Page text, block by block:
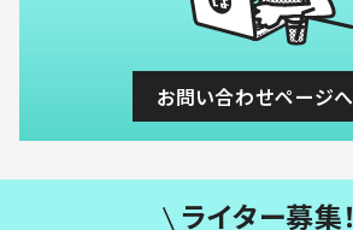
お問い合わせページへ
ライター募集！